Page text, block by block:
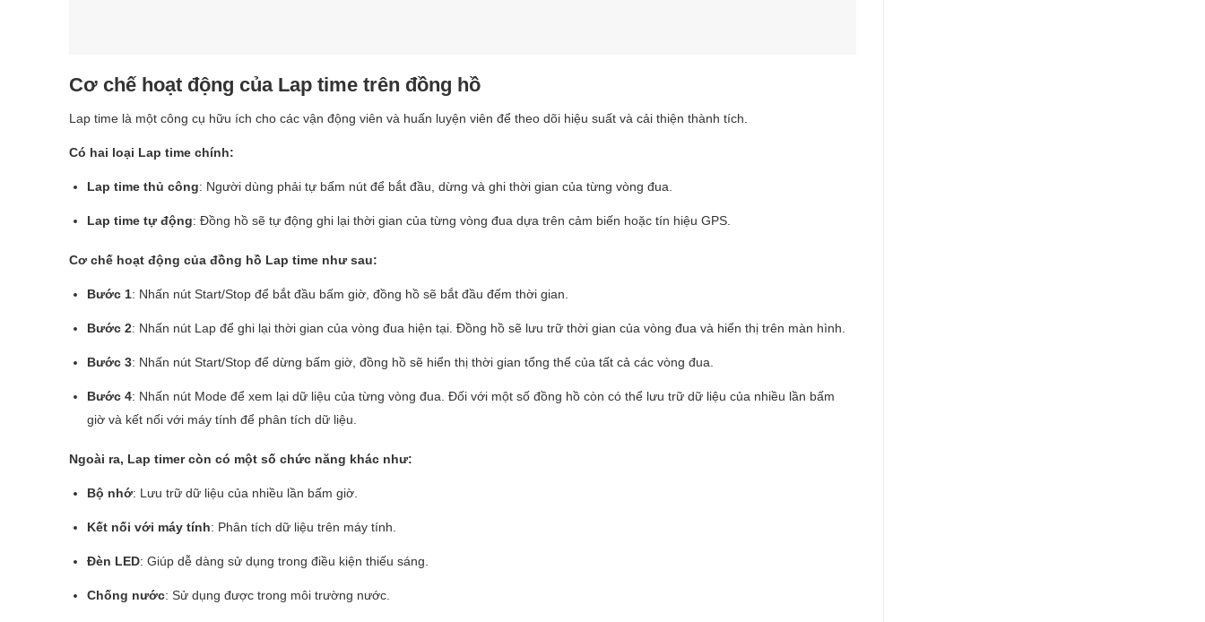
Cơ chế hoạt động của Lap time trên đồng hồ
Lap time là một công cụ hữu ích cho các vận động viên và huấn luyện viên để theo dõi hiệu suất và cải thiện thành tích.
Có hai loại Lap time chính:
Lap time thủ công: Người dùng phải tự bấm nút để bắt đầu, dừng và ghi thời gian của từng vòng đua.
Lap time tự động: Đồng hồ sẽ tự động ghi lại thời gian của từng vòng đua dựa trên cảm biến hoặc tín hiệu GPS.
Cơ chế hoạt động của đồng hồ Lap time như sau:
Bước 1: Nhấn nút Start/Stop để bắt đầu bấm giờ, đồng hồ sẽ bắt đầu đếm thời gian.
Bước 2: Nhấn nút Lap để ghi lại thời gian của vòng đua hiện tại. Đồng hồ sẽ lưu trữ thời gian của vòng đua và hiển thị trên màn hình.
Bước 3: Nhấn nút Start/Stop để dừng bấm giờ, đồng hồ sẽ hiển thị thời gian tổng thể của tất cả các vòng đua.
Bước 4: Nhấn nút Mode để xem lại dữ liệu của từng vòng đua. Đối với một số đồng hồ còn có thể lưu trữ dữ liệu của nhiều lần bấm
giờ và kết nối với máy tính để phân tích dữ liệu.
Ngoài ra, Lap timer còn có một số chức năng khác như:
Bộ nhớ: Lưu trữ dữ liệu của nhiều lần bấm giờ.
Kết nối với máy tính: Phân tích dữ liệu trên máy tính.
Đèn LED: Giúp dễ dàng sử dụng trong điều kiện thiếu sáng.
Chống nước: Sử dụng được trong môi trường nước.